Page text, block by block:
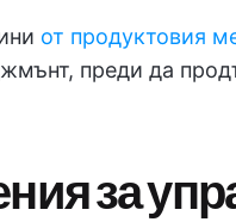
от продуктовия
преди да
за